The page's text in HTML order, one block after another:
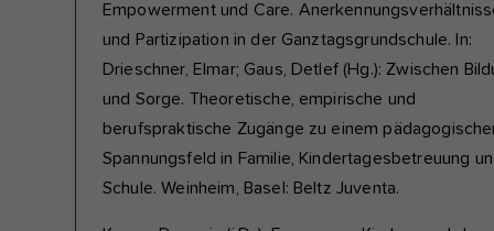
Empowerment und Care.
und Partizipation in der Ganztagsgrundschule. In:
Drieschner, Elmar; Gaus, Detlef (Hg.): Zwischen
und Sorge. Theoretische, empirische und
berufspraktische Zugänge zu einem
Spannungsfeld in Familie, Kindertagesbetreuung
Schule. Weinheim, Basel: Beltz Juventa.